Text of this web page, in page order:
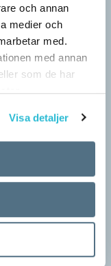
och annan
medier och
med.
med annan
som de har
Visa detaljer
En som har
Leo Lust…